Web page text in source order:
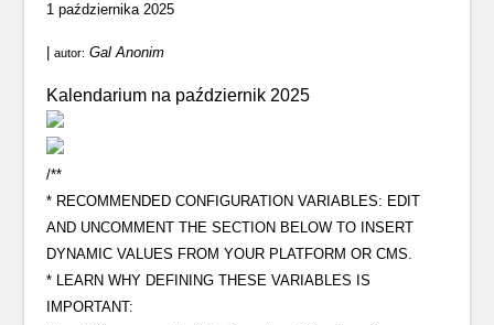
1 października 2025
|autor: Gal Anonim
Kalendarium na październik 2025
/**
* RECOMMENDED CONFIGURATION VARIABLES: EDIT
AND UNCOMMENT THE SECTION BELOW TO INSERT
DYNAMIC VALUES FROM YOUR PLATFORM OR CMS.
* LEARN WHY DEFINING THESE VARIABLES IS
IMPORTANT: